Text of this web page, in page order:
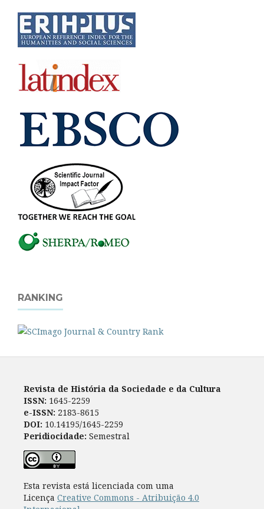
RANKING
Revista de História da Sociedade e da Cultura
ISSN: 1645-2259
e-ISSN: 2183-8615
DOI: 10.14195/1645-2259
Peridiocidade: Semestral
Esta revista está licenciada com uma
Licença Creative Commons - Atribuição 4.0